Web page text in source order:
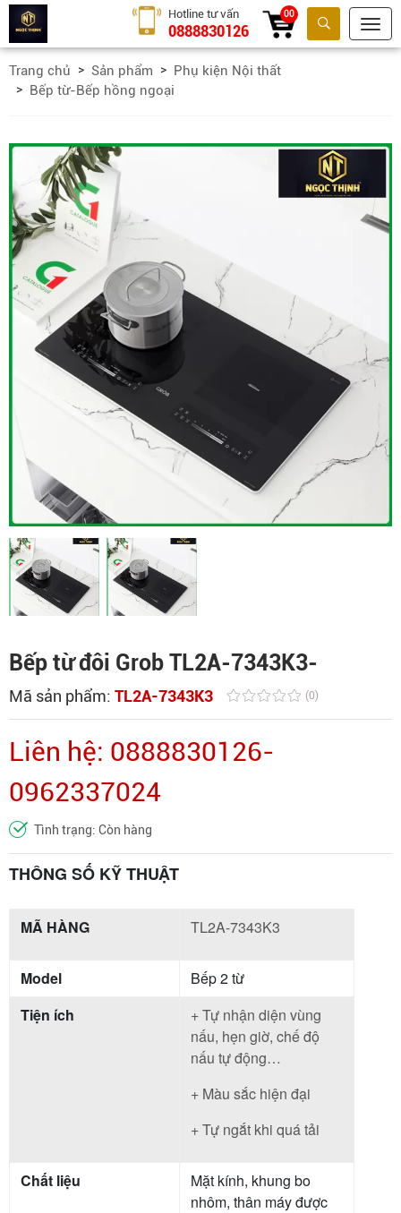
Tìm kiếm
Hotline tư vấn
0888830126
00
Trang chủ Sản phẩm
Phụ kiện Nội thất
Bếp từ-Bếp hồng ngoại
Bếp từ đôi Grob TL2A-7343K3-
Mã sản phẩm: TL2A-7343K3 (0)
Liên hệ: 0888830126-
0962337024
Tình trạng: Còn hàng
THÔNG SỐ KỸ THUẬT
MÃ HÀNG TL2A-7343K3
Model
Bếp 2 từ
Tiện ích
+ Tự nhận diện vùng
nấu, hẹn giờ, chế độ
nấu tự động…
+ Màu sắc hiện đại
+ Tự ngắt khi quá tải
Chất liệu
Mặt kính, khung bo
nhôm, thân máy được